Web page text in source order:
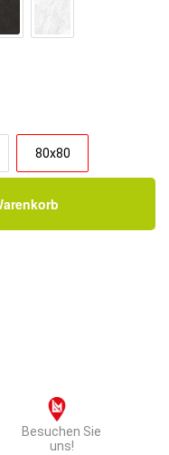
80x80
Besuchen Sie
uns!